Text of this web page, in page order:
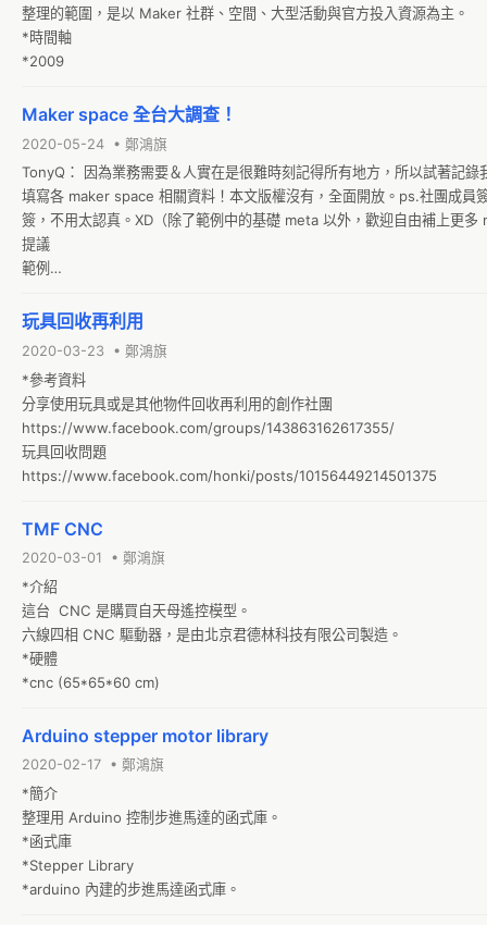
整理的範圍，是以 Maker 社群、空間、大型活動與官方投入資源為主。
*時間軸
Maker space 全台大調查！
2020-05-24 • 鄭鴻旗
TonyQ： 因為業務需要＆人實在是很難時刻記得所有地方，所以試著記
填寫各 maker space 相關資料！本文版權沒有，全面開放。ps.社團成員
簽，不用太認真。XD（除了範例中的基礎 meta 以外，歡迎自由補上更多
提議
範例
*縣市：
玩具回收再利用
2020-03-23 • 鄭鴻旗
*參考資料
分享使用玩具或是其他物件回收再利用的創作社團
https://www.facebook.com/groups/143863162617355/
玩具回收問題
https://www.facebook.com/honki/posts/10156449214501375
TMF CNC
2020-03-01 • 鄭鴻旗
*介紹
這台  CNC 是購買自天母遙控模型。
六線四相 CNC 驅動器，是由北京君德林科技有限公司製造。
*硬體
*cnc (65*65*60 cm)
Arduino stepper motor library
2020-02-17 • 鄭鴻旗
*簡介
整理用 Arduino 控制步進馬達的函式庫。
*函式庫
*Stepper Library
*arduino 內建的步進馬達函式庫。